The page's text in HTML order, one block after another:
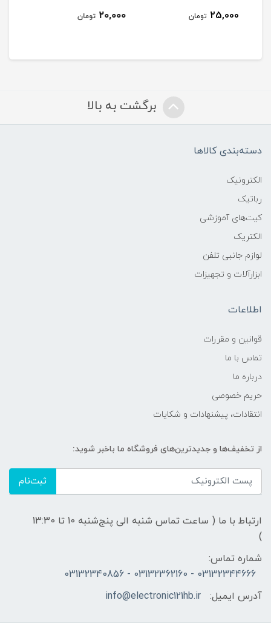
برگشت به بالا
دسته‌بندی کالاها
الکترونیک
رباتیک
کیت‌های آموزشی
الکتریک
لوازم جانبی تلفن
ابزارآلات و تجهیزات
اطلاعات
قوانين و مقررات
تماس با ما
درباره ما
حریم خصوصی
انتقادات، پیشنهادات و شکایات
از تخفیف‌ها و جدیدترین‌های فروشگاه ما باخبر شوید:
ثبت‌نام
ارتباط با ما ( ساعت تماس شنبه الی پنج‌شنبه 10 تا 13:30
)
شماره تماس:
03132344666 - 03132362160 - 03132340856
آدرس ایمیل:
info@electronic121hb.ir